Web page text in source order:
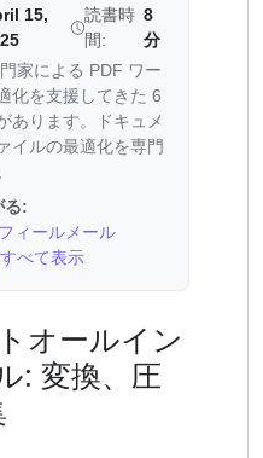
15,
読書時
間:
8
分
家による PDF ワー
化を支援してきた 6
あります。ドキュメ
イルの最適化を専門
る:
ィール メール
べて表示
オールイン
: 変換、圧